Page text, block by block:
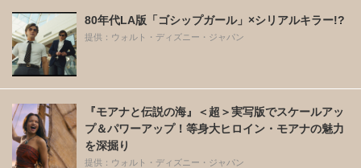
80年代LA版「ゴシップガール」×シリアルキラー!?
提供：ウォルト・ディズニー・ジャパン
『モアナと伝説の海』＜超＞実写版でスケールアッ
プ＆パワーアップ！等身大ヒロイン・モアナの魅力
を深掘り
提供：ウォルト・ディズニー・ジャパン